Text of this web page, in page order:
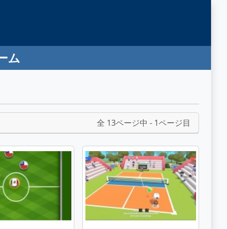
ム
全 13ページ中 - 1ページ目